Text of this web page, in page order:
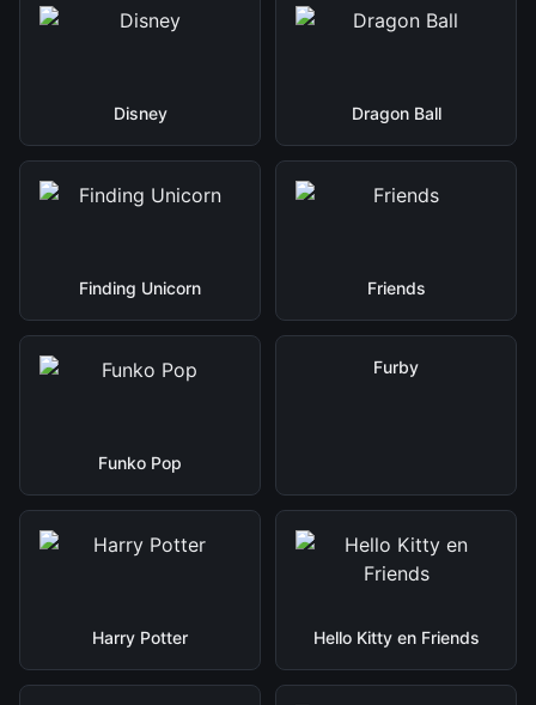
Disney Dragon Ball
Finding Unicorn Friends
Funko Pop
Furby
Harry Potter Hello Kitty en Friends